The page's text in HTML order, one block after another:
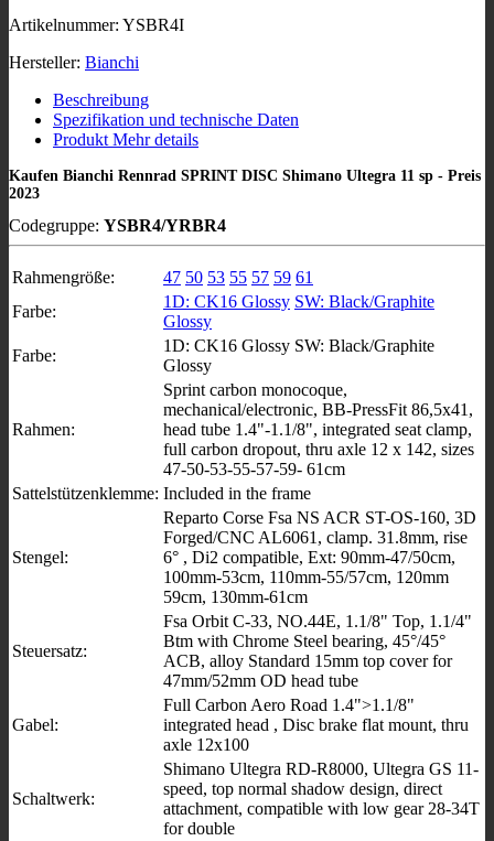
Artikelnummer: YSBR4I
Hersteller: Bianchi
Beschreibung
Spezifikation und technische Daten
Produkt Mehr details
Kaufen Bianchi Rennrad SPRINT DISC Shimano Ultegra 11 sp - Preis
2023
Codegruppe: YSBR4/YRBR4
Rahmengröße: 47 50 53 55 57 59 61
Farbe:
1D: CK16 Glossy SW: Black/Graphite
Glossy
Farbe:
1D: CK16 Glossy SW: Black/Graphite
Glossy
Rahmen:
Sprint carbon monocoque,
mechanical/electronic, BB-PressFit 86,5x41,
head tube 1.4"-1.1/8", integrated seat clamp,
full carbon dropout, thru axle 12 x 142, sizes
47-50-53-55-57-59- 61cm
Sattelstützenklemme: Included in the frame
Stengel:
Reparto Corse Fsa NS ACR ST-OS-160, 3D
Forged/CNC AL6061, clamp. 31.8mm, rise
6° , Di2 compatible, Ext: 90mm-47/50cm,
100mm-53cm, 110mm-55/57cm, 120mm
59cm, 130mm-61cm
Steuersatz:
Fsa Orbit C-33, NO.44E, 1.1/8" Top, 1.1/4"
Btm with Chrome Steel bearing, 45°/45°
ACB, alloy Standard 15mm top cover for
47mm/52mm OD head tube
Gabel:
Full Carbon Aero Road 1.4">1.1/8"
integrated head , Disc brake flat mount, thru
axle 12x100
Schaltwerk:
Shimano Ultegra RD-R8000, Ultegra GS 11-
speed, top normal shadow design, direct
attachment, compatible with low gear 28-34T
for double